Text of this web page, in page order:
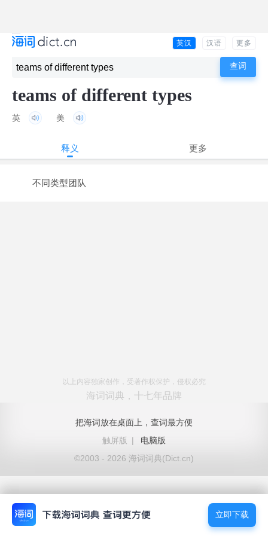
英汉 汉语 更多
teams of different types
英 美
释义 更多
不同类型团队
以上内容独家创作，受著作权保护，侵权必究
海词词典，十七年品牌
把海词放在桌面上，查词最方便
触屏版
|
电脑版
©2003 - 2026 海词词典(Dict.cn)
立即下载
立即下载